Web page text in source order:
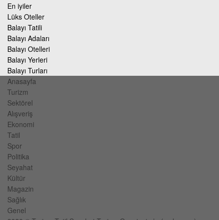
En iyiler
Lüks Oteller
Balayı Tatili
Balayı Adaları
Balayı Otelleri
Balayı Yerleri
Balayı Turları
Anasayfa
Turizm
Sektörel
Alışveriş
Ekonomi
Tatil
Spor
Politika
Seyahat
Kültür
Magazin
Sağlık
Genel